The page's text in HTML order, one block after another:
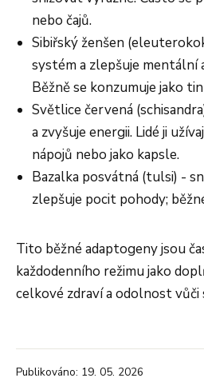
nebo čajů.
Sibiřský ženšen
systém a zlepšuje mentální
Běžně se konzumuje jako
Světlice červená
a zvyšuje energii. Lidé ji
nápojů nebo jako kapsle.
Bazalka posvátná (tulsi) -
zlepšuje pocit pohody;
Tito běžné adaptogeny jsou
každodenního režimu jako
celkové zdraví a odolnost vůči
Publikováno: 19. 05. 2026